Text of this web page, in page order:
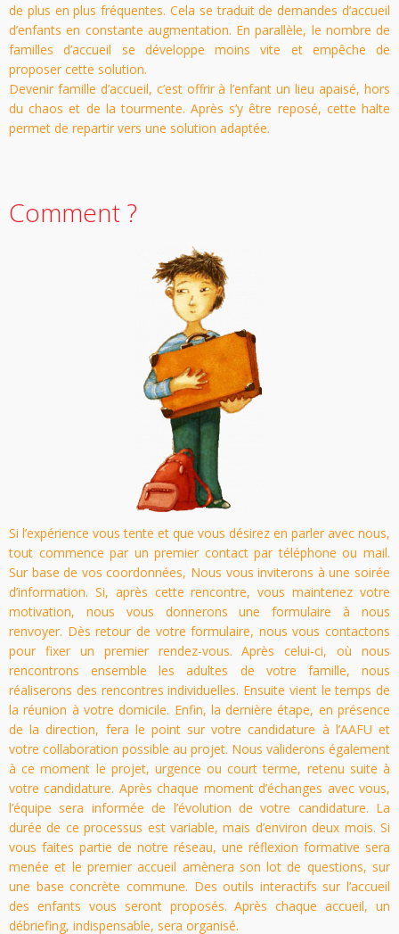
de plus en plus fréquentes. Cela se traduit de demandes d’accueil
d’enfants en constante augmentation. En parallèle, le nombre de
familles d’accueil se développe moins vite et empêche de
proposer cette solution.
Devenir famille d’accueil, c’est offrir à l’enfant un lieu apaisé, hors
du chaos et de la tourmente. Après s’y être reposé, cette halte
permet de repartir vers une solution adaptée.
Comment ?
Si l’expérience vous tente et que vous désirez en parler avec nous,
tout commence par un premier contact par téléphone ou mail.
Sur base de vos coordonnées, Nous vous inviterons à une soirée
d’information. Si, après cette rencontre, vous maintenez votre
motivation, nous vous donnerons une formulaire à nous
renvoyer. Dès retour de votre formulaire, nous vous contactons
pour fixer un premier rendez-vous. Après celui-ci, où nous
rencontrons ensemble les adultes de votre famille, nous
réaliserons des rencontres individuelles. Ensuite vient le temps de
la réunion à votre domicile. Enfin, la dernière étape, en présence
de la direction, fera le point sur votre candidature à l’AAFU et
votre collaboration possible au projet. Nous validerons également
à ce moment le projet, urgence ou court terme, retenu suite à
votre candidature. Après chaque moment d’échanges avec vous,
l’équipe sera informée de l’évolution de votre candidature. La
durée de ce processus est variable, mais d’environ deux mois. Si
vous faites partie de notre réseau, une réflexion formative sera
menée et le premier accueil amènera son lot de questions, sur
une base concrète commune. Des outils interactifs sur l’accueil
des enfants vous seront proposés. Après chaque accueil, un
débriefing, indispensable, sera organisé.